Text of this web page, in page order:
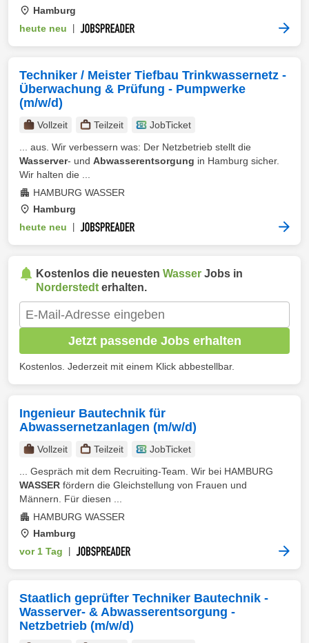
Hamburg
heute neu
Techniker / Meister Tiefbau Trinkwassernetz -
Überwachung & Prüfung - Pumpwerke
(m/w/d)
Vollzeit Teilzeit
JobTicket
... aus. Wir verbessern was: Der Netzbetrieb stellt die
Wasserver- und Abwasserentsorgung in Hamburg sicher.
Wir halten die ...
HAMBURG WASSER
Hamburg
heute neu
Kostenlos die neuesten Wasser Jobs in
Norderstedt erhalten.
Jetzt passende Jobs erhalten
Kostenlos. Jederzeit mit einem Klick abbestellbar.
Ingenieur Bautechnik für
Abwassernetzanlagen (m/w/d)
Vollzeit Teilzeit
JobTicket
... Gespräch mit dem Recruiting-Team. Wir bei HAMBURG
WASSER fördern die Gleichstellung von Frauen und
Männern. Für diesen ...
HAMBURG WASSER
Hamburg
vor 1 Tag
Staatlich geprüfter Techniker Bautechnik -
Wasserver- & Abwasserentsorgung -
Netzbetrieb (m/w/d)